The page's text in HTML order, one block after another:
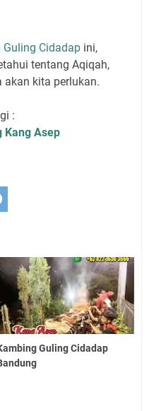
Cidadap ini,
tentang Aqiqah,
kita perlukan.
:
Kang Asep
Guling Cidadap